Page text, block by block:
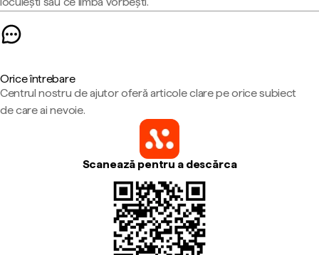
Orice întrebare
Centrul nostru de ajutor oferă articole clare pe orice subiect
de care ai nevoie.
Scanează pentru a descărca